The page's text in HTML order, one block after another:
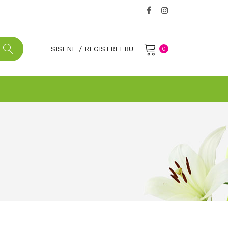
SISENE / REGISTREERU 0